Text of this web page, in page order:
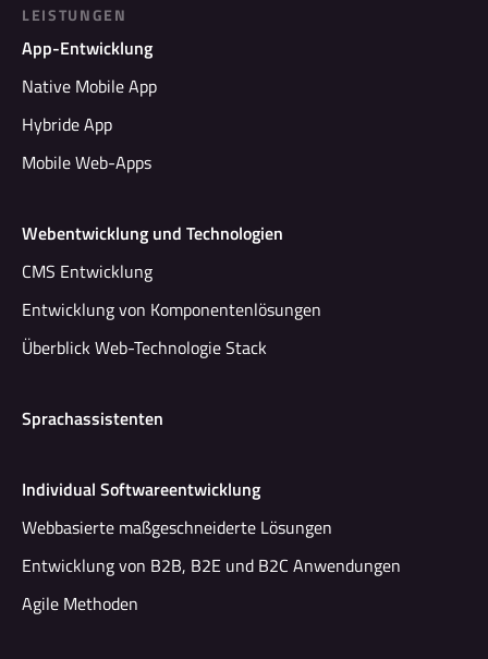
LEISTUNGEN
App-Entwicklung
Native Mobile App
Hybride App
Mobile Web-Apps
Webentwicklung und Technologien
CMS Entwicklung
Entwicklung von Komponentenlösungen
Überblick Web-Technologie Stack
Sprachassistenten
Individual Softwareentwicklung
Webbasierte maßgeschneiderte Lösungen
Entwicklung von B2B, B2E und B2C Anwendungen
Agile Methoden